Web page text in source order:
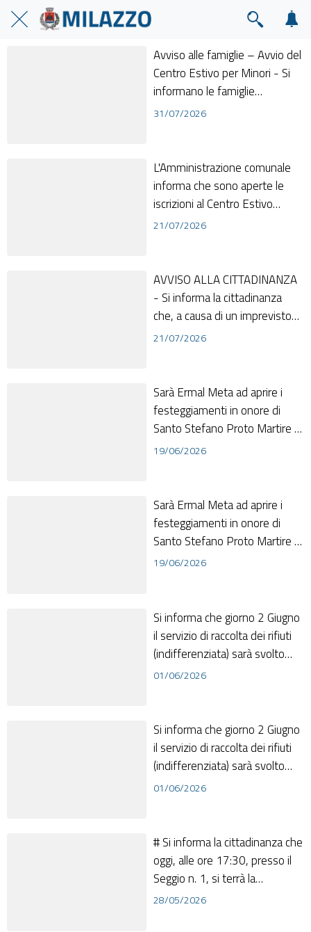
Avviso alle famiglie – Avvio del
Centro Estivo per Minori - Si
informano le famiglie
interessate che il Centro
31/07/2026
L'Amministrazione comunale
informa che sono aperte le
iscrizioni al Centro Estivo
Comunale 2026 -, iniziativa
21/07/2026
AVVISO ALLA CITTADINANZA
- Si informa la cittadinanza
che, a causa di un imprevisto
tecnico , è stata
21/07/2026
Sarà Ermal Meta ad aprire i
festeggiamenti in onore di
Santo Stefano Proto Martire .
Il celebre cantautore, tra gli
19/06/2026
Sarà Ermal Meta ad aprire i
festeggiamenti in onore di
Santo Stefano Proto Martire .
Il celebre cantautore, tra gli
19/06/2026
Si informa che giorno 2 Giugno
il servizio di raccolta dei rifiuti
(indifferenziata) sarà svolto
regolarmente
01/06/2026
Si informa che giorno 2 Giugno
il servizio di raccolta dei rifiuti
(indifferenziata) sarà svolto
regolarmente
01/06/2026
# Si informa la cittadinanza che
oggi, alle ore 17:30, presso il
Seggio n. 1, si terrà la
proclamazione ufficiale del Si...
28/05/2026